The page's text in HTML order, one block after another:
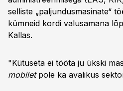
selliste „paljundusmasinate“
kümneid kordi valusamana
Kallas.
"Kütuseta ei tööta ju ükski
mobiletpole ka avalikus